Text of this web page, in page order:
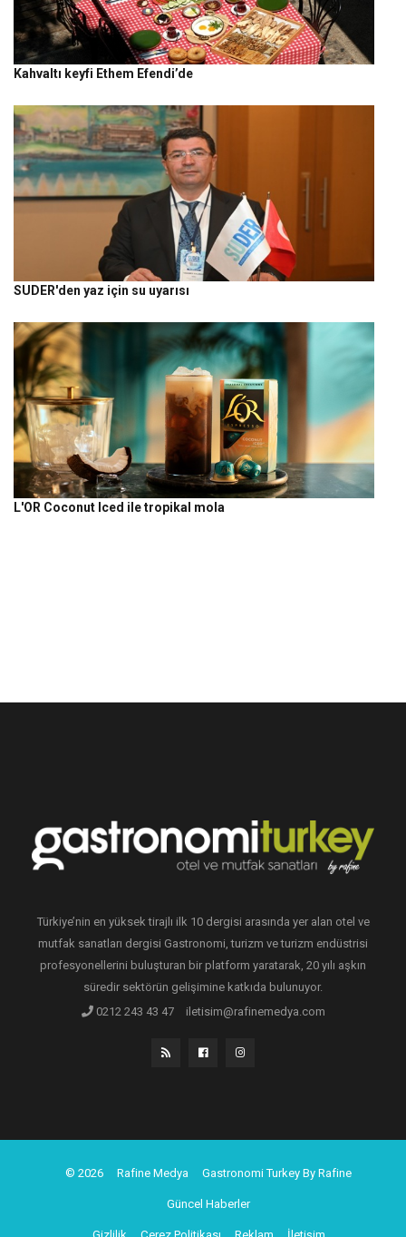
Kahvaltı keyfi Ethem Efendi’de
SUDER'den yaz için su uyarısı
L'OR Coconut Iced ile tropikal mola
Türkiye’nin en yüksek tirajlı ilk 10 dergisi arasında yer alan otel ve
mutfak sanatları dergisi Gastronomi, turizm ve turizm endüstrisi
profesyonellerini buluşturan bir platform yaratarak, 20 yılı aşkın
süredir sektörün gelişimine katkıda bulunuyor.
0212 243 43 47
iletisim@rafinemedya.com
© 2026 Rafine Medya Gastronomi Turkey By Rafine
Güncel Haberler